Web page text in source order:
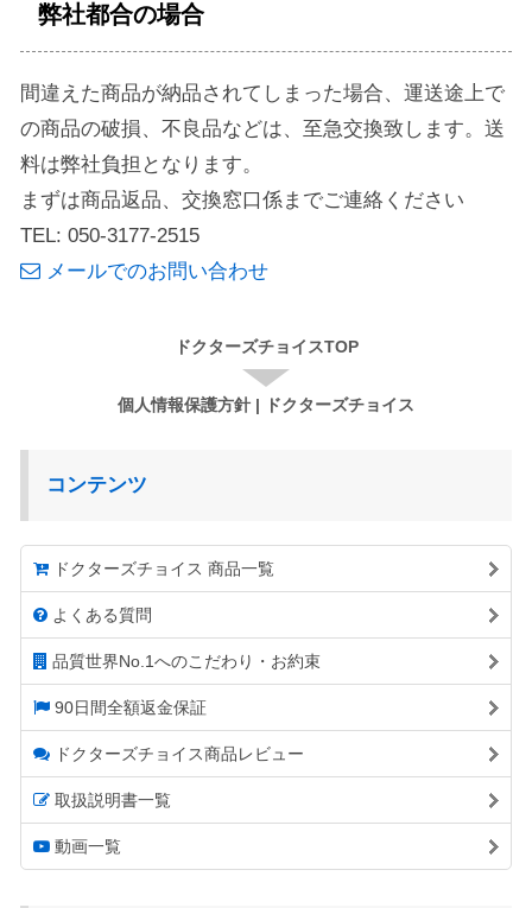
弊社都合の場合
間違えた商品が納品されてしまった場合、運送途上で
の商品の破損、不良品などは、至急交換致します。送
料は弊社負担となります。
まずは商品返品、交換窓口係までご連絡ください
TEL: 050-3177-2515
メールでのお問い合わせ
ドクターズチョイスTOP
個人情報保護方針 | ドクターズチョイス
コンテンツ
ドクターズチョイス 商品一覧
よくある質問
品質世界No.1へのこだわり・お約束
90日間全額返金保証
ドクターズチョイス商品レビュー
取扱説明書一覧
動画一覧